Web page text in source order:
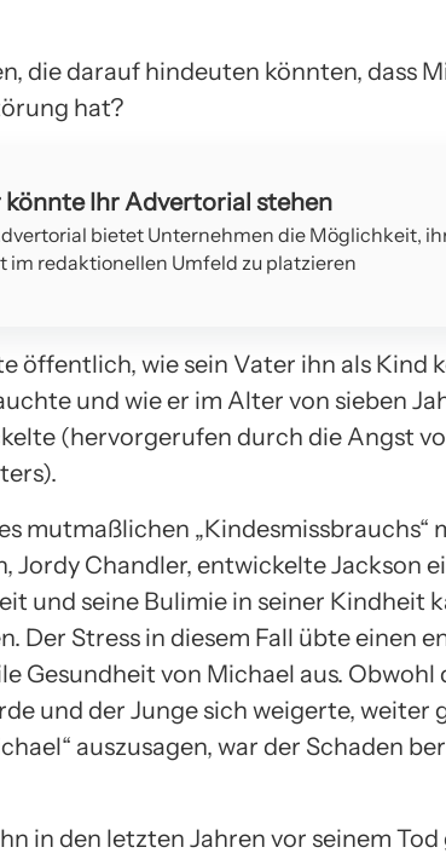
die darauf hindeuten könnten, dass
hat?
könnte Ihr Advertorial stehen
bietet Unternehmen die Möglichkeit,
im redaktionellen Umfeld zu platzieren
öffentlich, wie sein Vater ihn als Kind
und wie er im Alter von sieben
(hervorgerufen durch die Angst
mutmaßlichen „Kindesmissbrauchs“
Jordy Chandler, entwickelte Jackson
und seine Bulimie in seiner Kindheit
Der Stress in diesem Fall übte einen
Gesundheit von Michael aus. Obwohl
und der Junge sich weigerte, weiter
auszusagen, war der Schaden
in den letzten Jahren vor seinem Tod